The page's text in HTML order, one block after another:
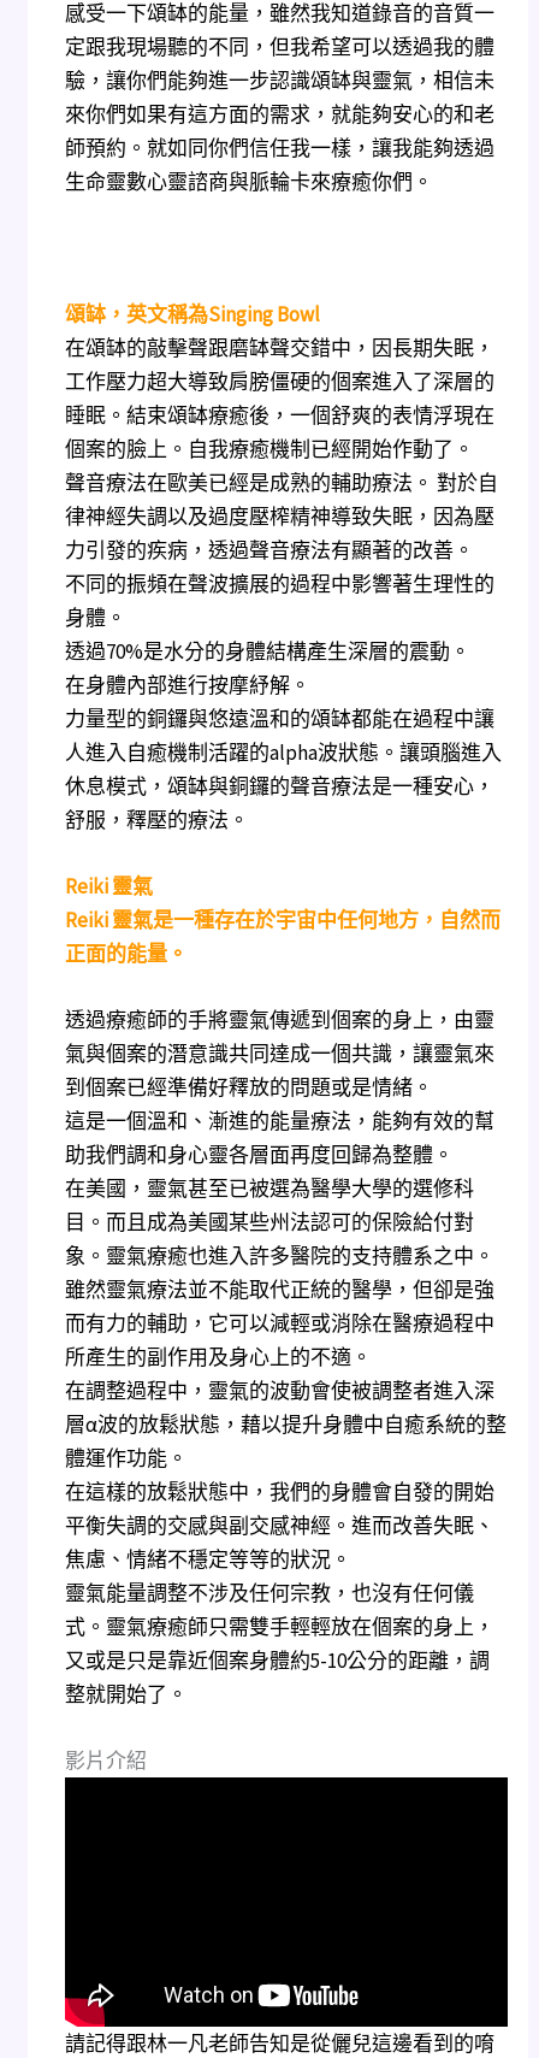
感受一下頌缽的能量，雖然我知道錄音的音質一
定跟我現場聽的不同，但我希望可以透過我的體
驗，讓你們能夠進一步認識頌缽與靈氣，相信未
來你們如果有這方面的需求，就能夠安心的和老
師預約。就如同你們信任我一樣，讓我能夠透過
生命靈數心靈諮商與脈輪卡來療癒你們。
頌缽，英文稱為Singing Bowl
在頌缽的敲擊聲跟磨缽聲交錯中，因長期失眠，
工作壓力超大導致肩膀僵硬的個案進入了深層的
睡眠。結束頌缽療癒後，一個舒爽的表情浮現在
個案的臉上。自我療癒機制已經開始作動了。
聲音療法在歐美已經是成熟的輔助療法。 對於自
律神經失調以及過度壓榨精神導致失眠，因為壓
力引發的疾病，透過聲音療法有顯著的改善。
不同的振頻在聲波擴展的過程中影響著生理性的
身體。
透過70%是水分的身體結構產生深層的震動。
在身體內部進行按摩紓解。
力量型的銅鑼與悠遠溫和的頌缽都能在過程中讓
人進入自癒機制活躍的alpha波狀態。讓頭腦進入
休息模式， 頌缽與銅鑼的聲音療法是一種安心，
舒服，釋壓的療法。
Reiki 靈氣
Reiki 靈氣是一種存在於宇宙中任何地方，自然而
正面的能量。
透過療癒師的手將靈氣傳遞到個案的身上，由靈
氣與個案的潛意識共同達成一個共識，讓靈氣來
到個案已經準備好釋放的問題或是情緒。
這是一個溫和、漸進的能量療法，能夠有效的幫
助我們調和身心靈各層面再度回歸為整體。
在美國，靈氣甚至已被選為醫學大學的選修科
目。而且成為美國某些州法認可的保險給付對
象。靈氣療癒也進入許多醫院的支持體系之中。
雖然靈氣療法並不能取代正統的醫學，但卻是強
而有力的輔助，它可以減輕或消除在醫療過程中
所產生的副作用及身心上的不適。
在調整過程中，靈氣的波動會使被調整者進入深
層α波的放鬆狀態，藉以提升身體中自癒系統的整
體運作功能。
在這樣的放鬆狀態中，我們的身體會自發的開始
平衡失調的交感與副交感神經。進而改善失眠、
焦慮、情緒不穩定等等的狀況。
靈氣能量調整不涉及任何宗教，也沒有任何儀
式。靈氣療癒師只需雙手輕輕放在個案的身上，
又或是只是靠近個案身體約5-10公分的距離，調
整就開始了。
影片介紹
請記得跟林一凡老師告知是從儷兒這邊看到的唷